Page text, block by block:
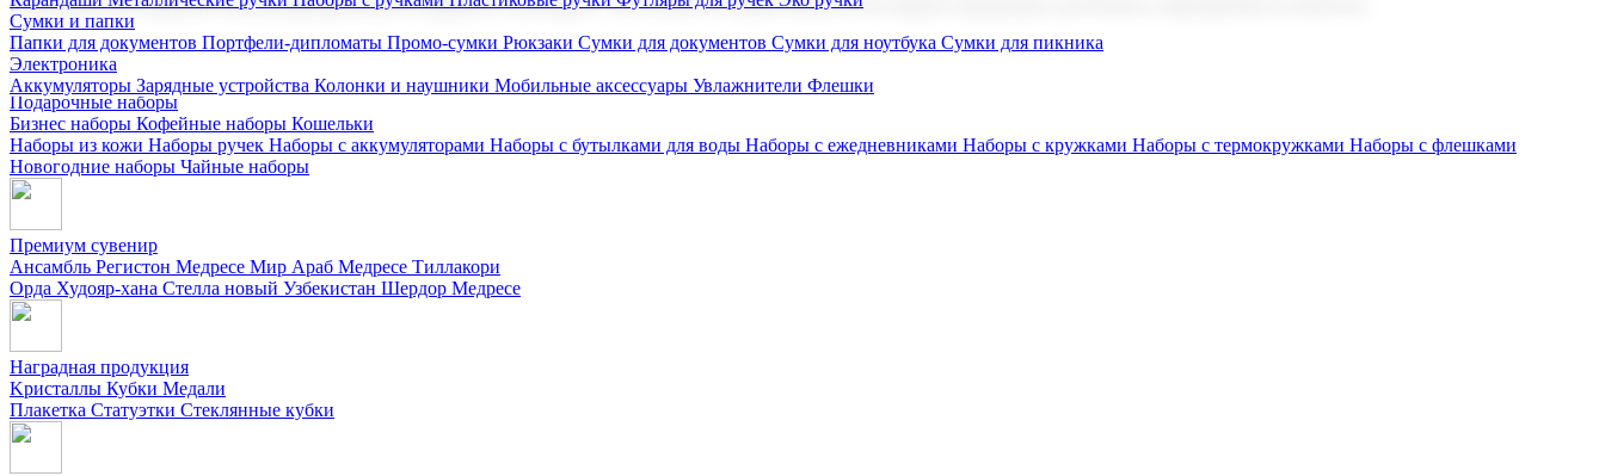
Сумки и папки
Папки для документов Портфели-дипломаты Промо-сумки Рюкзаки Сумки для документов Сумки для ноутбука Сумки для пикника
Электроника
Аккумуляторы Зарядные устройства Колонки и наушники Мобильные аксессуары Увлажнители Флешки
Мы предлагаем широкий выбор корпоративных подарков и сувениров с логотипом. В нашем каталоге вы найдете продукцию для бизнеса, мероприятия и клиентов.
Подарочные наборы
Бизнес наборы Кофейные наборы Кошельки
Наборы из кожи Наборы ручек Наборы с аккумуляторами Наборы с бутылками для воды Наборы с ежедневниками Наборы с кружками Наборы с термокружками Наборы с флешками
Новогодние наборы Чайные наборы
Премиум сувенир
Ансамбль Регистон Медресе Мир Араб Медресе Тиллакори
Орда Худояр-хана Стелла новый Узбекистан Шердор Медресе
Наградная продукция
Kристаллы Кубки Медали
Плакетка Статуэтки Стеклянные кубки